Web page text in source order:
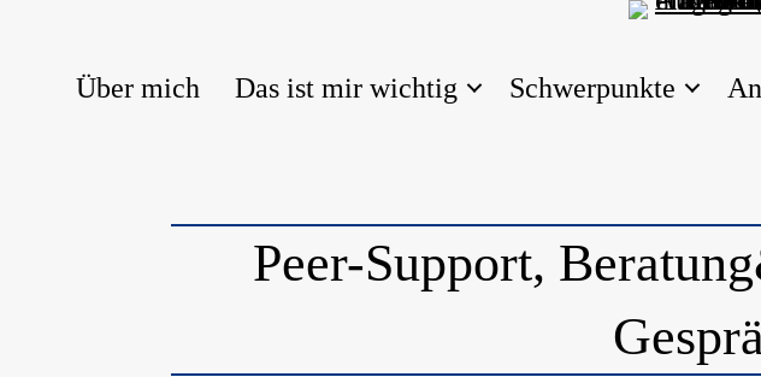
Über mich Das ist mir wichtig Schwerpunkte
Peer-Support,